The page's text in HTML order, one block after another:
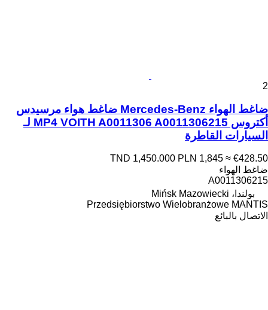
2
ضاغط الهواء Mercedes-Benz ضاغط هواء مرسيدس
أكتروس MP4 VOITH A0011306 A0011306215 لـ
السيارات القاطرة
TND 1,450.000 PLN 1,845 ≈ €428.50
ضاغط الهواء
A0011306215
بولندا، Mińsk Mazowiecki
Przedsiębiorstwo Wielobranżowe MANTIS
الاتصال بالبائع